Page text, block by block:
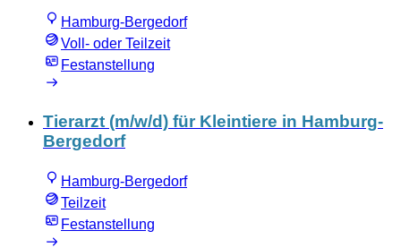
Hamburg-Bergedorf
Voll- oder Teilzeit
Festanstellung
Tierarzt (m/w/d) für Kleintiere in Hamburg-
Bergedorf
Hamburg-Bergedorf
Teilzeit
Festanstellung